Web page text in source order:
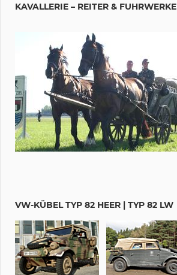
KAVALLERIE – REITER & FUHRWERKE
VW-KÜBEL TYP 82 HEER | TYP 82 LW